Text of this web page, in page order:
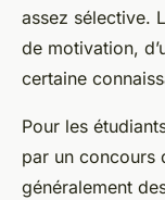
assez sélective.
de motivation,
certaine
Pour les
par un concours
généralement